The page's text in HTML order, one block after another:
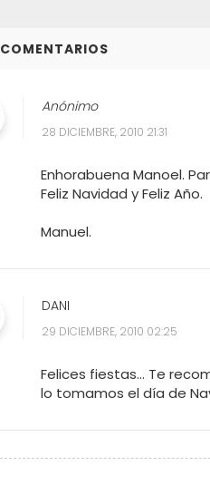
COMENTARIOS
Anónimo
28 DICIEMBRE, 2010 21:31
Enhorabuena Manoel.
Feliz Navidad y Feliz Año.
Manuel.
DANI
29 DICIEMBRE, 2010 02:25
Felices fiestas... Te
lo tomamos el día de